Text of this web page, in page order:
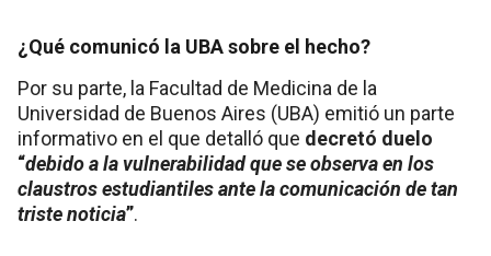
¿Qué comunicó la UBA sobre el hecho?
Por su parte, la Facultad de Medicina de la
Universidad de Buenos Aires (UBA) emitió un parte
informativo en el que detalló que decretó duelo
“debido a la vulnerabilidad que se observa en los
claustros estudiantiles ante la comunicación de tan
triste noticia”.